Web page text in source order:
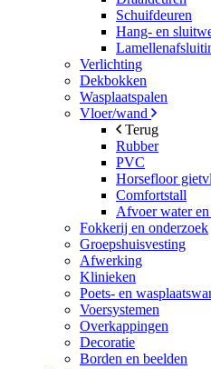
Schuifdeuren
Hang- en
Verlichting
Dekbokken
Wasplaatspalen
Vloer/wand
Terug
Rubber
PVC
Horsefloor
Comfortstall
Afvoer water
Fokkerij en onderzoek
Groepshuisvesting
Afwerking
Klinieken
Poets- en
Voersystemen
Overkappingen
Decoratie
Borden en beelden